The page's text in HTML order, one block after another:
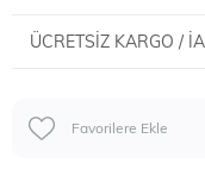
ÜCRETSIZ KARGO /
Favorilere Ekle